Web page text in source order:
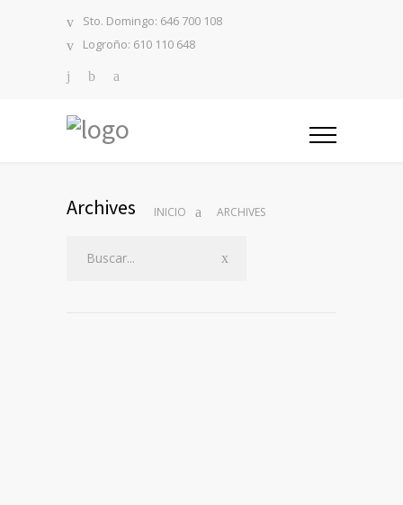
Sto. Domingo: 646 700 108
Logroño: 610 110 648
Archives INICIO ARCHIVES